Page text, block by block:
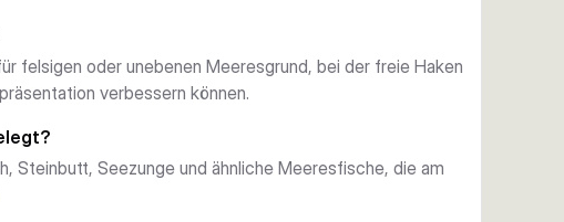
Zeit am Wasser und sorgt direkt aus der Packung für
auf Arten wie Dorsch, Steinbutt und Seezunge ausgelegt.
können Sie die passende Ausführung für Sichttiefe und
felsigen oder unebenen Meeresgrund, bei der freie Haken
verbessern können.
Steinbutt, Seezunge und ähnliche Meeresfische, die am